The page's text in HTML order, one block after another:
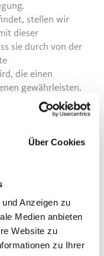
Über Cookies
Anzeigen zu
Medien anbieten
Website zu
zu Ihrer
stellen wir
dieser
sie durch von der
die einen
gewährleisten.
2016 verleiht dem
bestimmter
vorhanden sind
über diese
und Zweck ihrer
über Inhaber und
und
Daten